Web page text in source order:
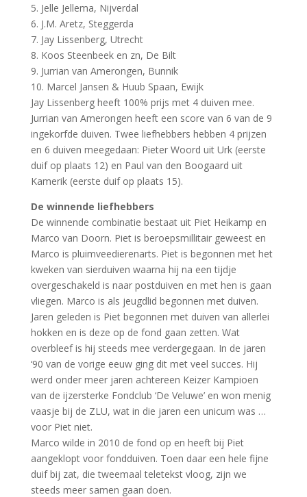
5. Jelle Jellema, Nijverdal
6. J.M. Aretz, Steggerda
7. Jay Lissenberg, Utrecht
8. Koos Steenbeek en zn, De Bilt
9. Jurrian van Amerongen, Bunnik
10. Marcel Jansen & Huub Spaan, Ewijk
Jay Lissenberg heeft 100% prijs met 4 duiven mee.
Jurrian van Amerongen heeft een score van 6 van de 9
ingekorfde duiven. Twee liefhebbers hebben 4 prijzen
en 6 duiven meegedaan: Pieter Woord uit Urk (eerste
duif op plaats 12) en Paul van den Boogaard uit
Kamerik (eerste duif op plaats 15).
De winnende liefhebbers
De winnende combinatie bestaat uit Piet Heikamp en
Marco van Doorn. Piet is beroepsmillitair geweest en
Marco is pluimveedierenarts. Piet is begonnen met het
kweken van sierduiven waarna hij na een tijdje
overgeschakeld is naar postduiven en met hen is gaan
vliegen. Marco is als jeugdlid begonnen met duiven.
Jaren geleden is Piet begonnen met duiven van allerlei
hokken en is deze op de fond gaan zetten. Wat
overbleef is hij steeds mee verdergegaan. In de jaren
‘90 van de vorige eeuw ging dit met veel succes. Hij
werd onder meer jaren achtereen Keizer Kampioen
van de ijzersterke Fondclub ‘De Veluwe’ en won menig
vaasje bij de ZLU, wat in die jaren een unicum was …
voor Piet niet.
Marco wilde in 2010 de fond op en heeft bij Piet
aangeklopt voor fondduiven. Toen daar een hele fijne
duif bij zat, die tweemaal teletekst vloog, zijn we
steeds meer samen gaan doen.